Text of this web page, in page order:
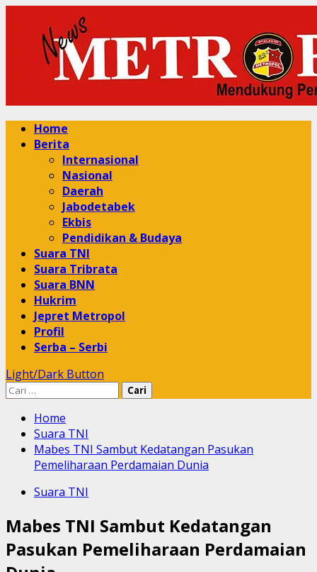
content
Primary
Menu
Home
Berita
Internasional
Nasional
Daerah
Jabodetabek
Ekbis
Pendidikan & Budaya
Suara TNI
Suara Tribrata
Suara BNN
Hukrim
Jepret Metropol
Profil
Serba – Serbi
Light/Dark Button
Cari
Home
Suara TNI
Mabes TNI Sambut Kedatangan Pasukan
Pemeliharaan Perdamaian Dunia
Suara TNI
Mabes TNI Sambut Kedatangan
Pasukan Pemeliharaan Perdamaian